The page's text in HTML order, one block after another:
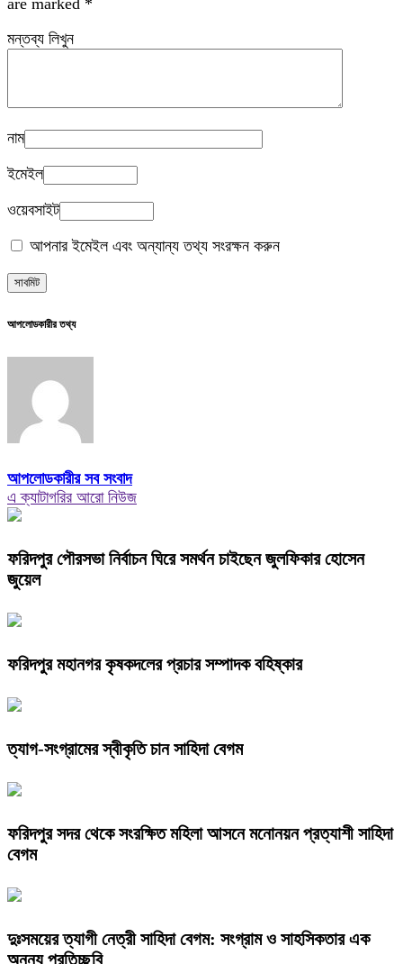
are marked *
মন্তব্য লিখুন
নাম
ইমেইল
ওয়েবসাইট
আপনার ইমেইল এবং অন্যান্য তথ্য সংরক্ষন করুন
আপলোডকারীর তথ্য
আপলোডকারীর সব সংবাদ
এ ক্যাটাগরির আরো নিউজ
ফরিদপুর পৌরসভা নির্বাচন ঘিরে সমর্থন চাইছেন জুলফিকার হোসেন
জুয়েল
ফরিদপুর মহানগর কৃষকদলের প্রচার সম্পাদক বহিষ্কার
ত্যাগ-সংগ্রামের স্বীকৃতি চান সাহিদা বেগম
ফরিদপুর সদর থেকে সংরক্ষিত মহিলা আসনে মনোনয়ন প্রত্যাশী সাহিদা
বেগম
দুঃসময়ের ত্যাগী নেত্রী সাহিদা বেগম: সংগ্রাম ও সাহসিকতার এক
অনন্য প্রতিচ্ছবি